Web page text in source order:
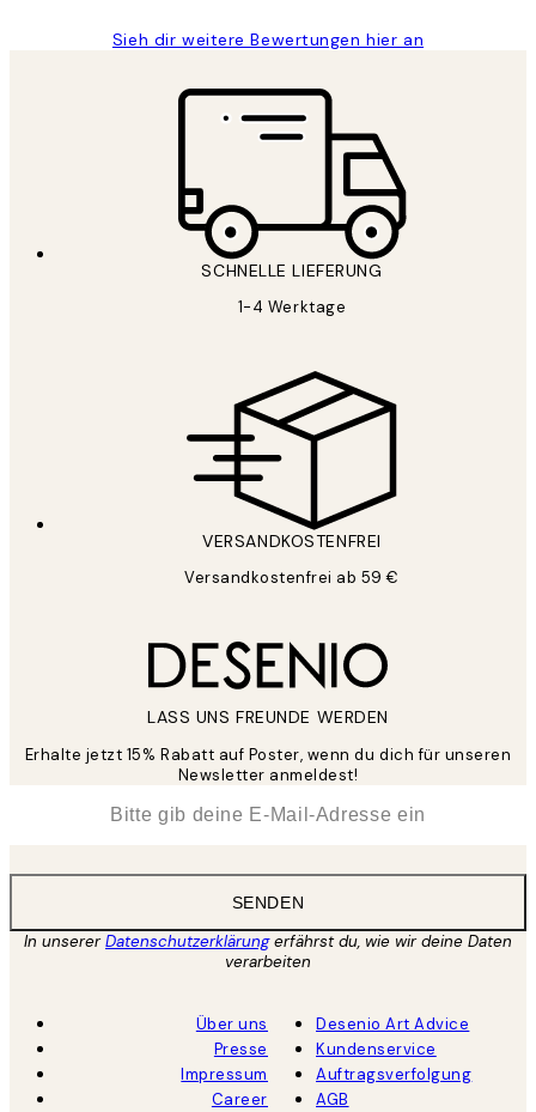
Sieh dir weitere Bewertungen hier an
SCHNELLE LIEFERUNG
1-4 Werktage
VERSANDKOSTENFREI
Versandkostenfrei ab 59 €
LASS UNS FREUNDE WERDEN
Erhalte jetzt 15% Rabatt auf Poster, wenn du dich für unseren
Newsletter anmeldest!
SENDEN
In unsererDatenschutzerklärungerfährst du, wie wir deine Daten
verarbeiten
Über uns
Presse
Impressum
Career
Desenio Art Advice
Kundenservice
Auftragsverfolgung
AGB